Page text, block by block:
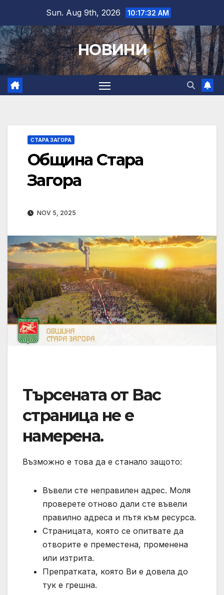
content
Sun. Aug 9th, 2026 10:17:33 AM
НОВИНИ
СТАРА ЗАГОРА
Община Стара
Загора
NOV 5, 2025
Търсената от Вас
страница не е
намерена.
Възможно е това да е станало защото:
Въвели сте неправилен адрес. Моля
проверете отново дали сте въвели
правилно адреса и пътя към ресурса.
Страницата, която се опитвате да
отворите е преместена, променена
или изтрита.
Препратката, която Ви е довела до
тук е грешна.